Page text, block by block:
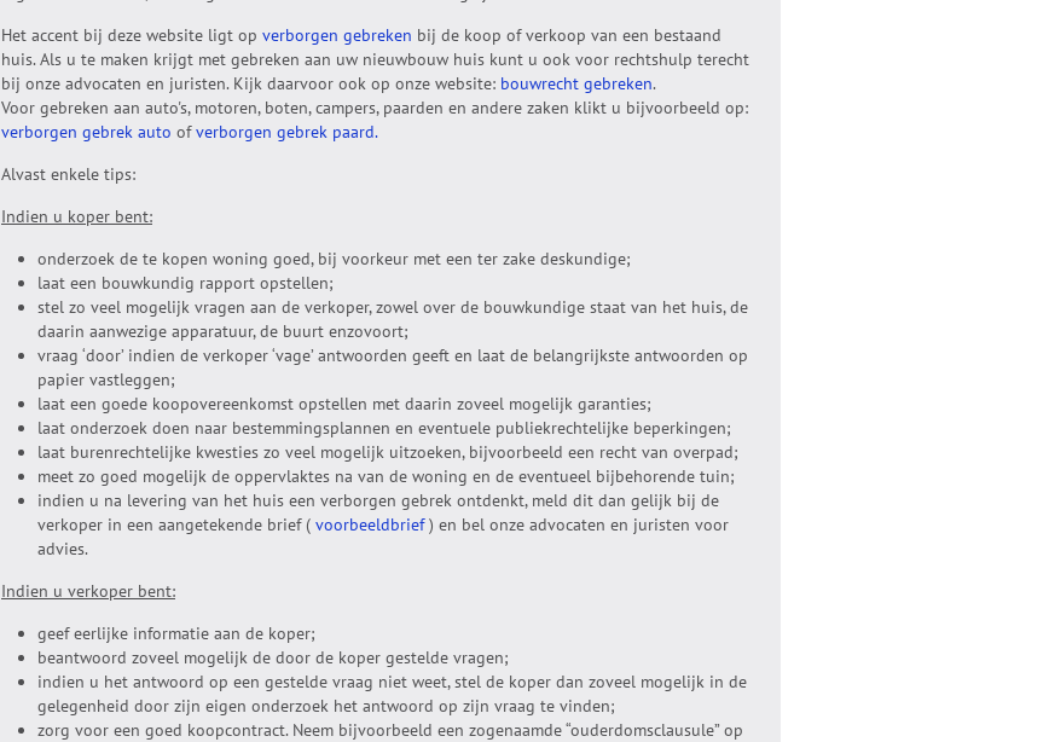
Het accent bij deze website ligt op verborgen gebreken bij de koop of verkoop van een bestaand
huis. Als u te maken krijgt met gebreken aan uw nieuwbouw huis kunt u ook voor rechtshulp terecht
bij onze advocaten en juristen. Kijk daarvoor ook op onze website: bouwrecht gebreken.
Voor gebreken aan auto's, motoren, boten, campers, paarden en andere zaken klikt u bijvoorbeeld op:
verborgen gebrek auto ofverborgen gebrek paard.
Alvast enkele tips:
Indien u koper bent:
onderzoek de te kopen woning goed, bij voorkeur met een ter zake deskundige;
laat een bouwkundig rapport opstellen;
stel zo veel mogelijk vragen aan de verkoper, zowel over de bouwkundige staat van het huis, de
daarin aanwezige apparatuur, de buurt enzovoort;
vraag ‘door’ indien de verkoper ‘vage’ antwoorden geeft en laat de belangrijkste antwoorden op
papier vastleggen;
laat een goede koopovereenkomst opstellen met daarin zoveel mogelijk garanties;
laat onderzoek doen naar bestemmingsplannen en eventuele publiekrechtelijke beperkingen;
laat burenrechtelijke kwesties zo veel mogelijk uitzoeken, bijvoorbeeld een recht van overpad;
meet zo goed mogelijk de oppervlaktes na van de woning en de eventueel bijbehorende tuin;
indien u na levering van het huis een verborgen gebrek ontdenkt, meld dit dan gelijk bij de
verkoper in een aangetekende brief ( voorbeeldbrief) en bel onze advocaten en juristen voor
advies.
Indien u verkoper bent:
geef eerlijke informatie aan de koper;
beantwoord zoveel mogelijk de door de koper gestelde vragen;
indien u het antwoord op een gestelde vraag niet weet, stel de koper dan zoveel mogelijk in de
gelegenheid door zijn eigen onderzoek het antwoord op zijn vraag te vinden;
zorg voor een goed koopcontract. Neem bijvoorbeeld een zogenaamde “ouderdomsclausule” op